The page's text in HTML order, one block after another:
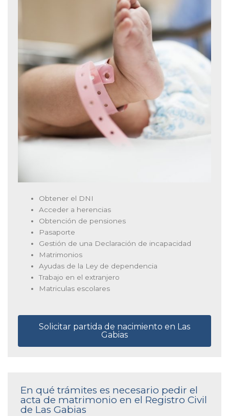
Obtener el DNI
Acceder a herencias
Obtención de pensiones
Pasaporte
Gestión de una Declaración de incapacidad
Matrimonios
Ayudas de la Ley de dependencia
Trabajo en el extranjero
Matriculas escolares
Solicitar partida de nacimiento en Las
Gabias
En qué trámites es necesario pedir el
acta de matrimonio en el Registro Civil
de Las Gabias